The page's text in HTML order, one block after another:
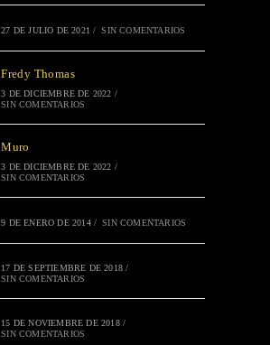
27 DE JULIO DE 2021 / SIN COMENTARIOS
Fredy Thomas
3 DE DICIEMBRE DE 2022 /
SIN COMENTARIOS
Muro
3 DE DICIEMBRE DE 2022 /
SIN COMENTARIOS
9 DE ENERO DE 2014 / SIN COMENTARIOS
17 DE SEPTIEMBRE DE 2018 /
SIN COMENTARIOS
15 DE NOVIEMBRE DE 2018 /
SIN COMENTARIOS